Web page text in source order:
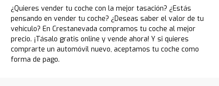
¿Quieres vender tu coche con la mejor tasación? ¿Estás
pensando en vender tu coche? ¿Deseas saber el valor de tu
vehículo? En Crestanevada compramos tu coche al mejor
precio. ¡Tásalo gratis online y vende ahora! Y si quieres
comprarte un automóvil nuevo, aceptamos tu coche como
forma de pago.